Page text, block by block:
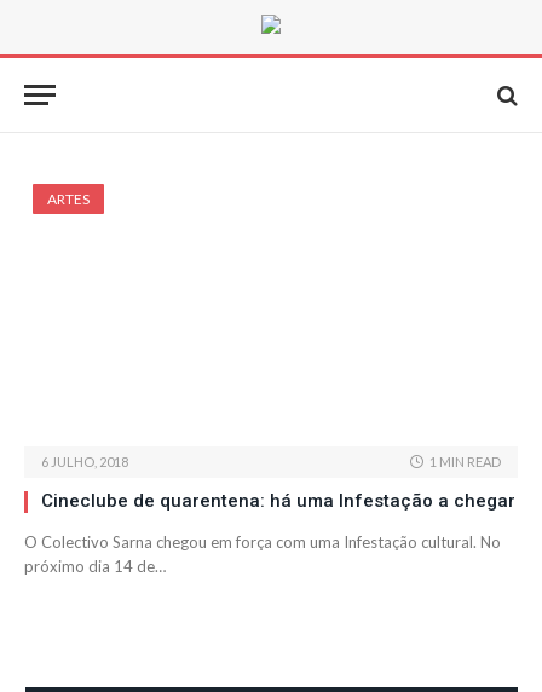
ARTES
6 JULHO, 2018 1 MIN READ
Cineclube de quarentena: há uma Infestação a chegar
O Colectivo Sarna chegou em força com uma Infestação cultural. No
próximo dia 14 de…